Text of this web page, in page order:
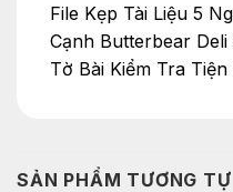
File Kẹp Tài Liệu 5
Cạnh Butterbear
Tờ Bài Kiểm Tra
SẢN PHẨM TƯƠNG TỰ